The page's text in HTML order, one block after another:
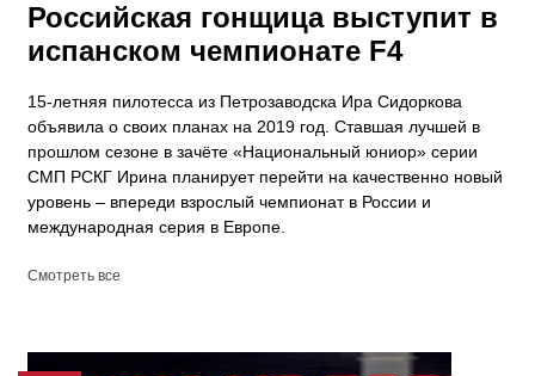
Российская гонщица выступит в
испанском чемпионате F4
15-летняя пилотесса из Петрозаводска Ира Сидоркова
объявила о своих планах на 2019 год. Ставшая лучшей в
прошлом сезоне в зачёте «Национальный юниор» серии
СМП РСКГ Ирина планирует перейти на качественно новый
уровень – впереди взрослый чемпионат в России и
международная серия в Европе.
Смотреть все